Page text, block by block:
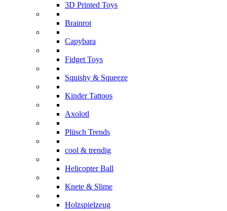
3D Printed Toys
Brainrot
Capybara
Fidget Toys
Squishy & Squeeze
Kinder Tattoos
Axolotl
Plüsch Trends
cool & trendig
Helicopter Ball
Knete & Slime
Holzspielzeug